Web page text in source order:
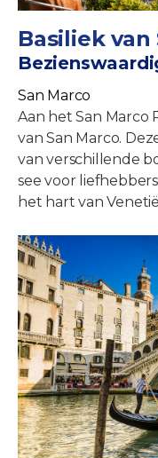
Basiliek van
San Marco
Aan het San Marco
van San Marco.
van verschillende
see voor
het hart van Venetië